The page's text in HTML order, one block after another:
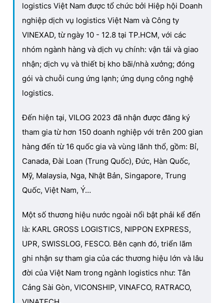
logistics Việt Nam được tổ chức bởi Hiệp hội Doanh
nghiệp dịch vụ logistics Việt Nam và Công ty
VINEXAD, từ ngày 10 - 12.8 tại TP.HCM, với các
nhóm ngành hàng và dịch vụ chính: vận tải và giao
nhận; dịch vụ và thiết bị kho bãi/nhà xưởng; đóng
gói và chuỗi cung ứng lạnh; ứng dụng công nghệ
logistics.
Đến hiện tại, VILOG 2023 đã nhận được đăng ký
tham gia từ hơn 150 doanh nghiệp với trên 200 gian
hàng đến từ 16 quốc gia và vùng lãnh thổ, gồm: Bỉ,
Canada, Đài Loan (Trung Quốc), Đức, Hàn Quốc,
Mỹ, Malaysia, Nga, Nhật Bản, Singapore, Trung
Quốc, Việt Nam, Ý…
Một số thương hiệu nước ngoài nổi bật phải kể đến
là: KARL GROSS LOGISTICS, NIPPON EXPRESS,
UPR, SWISSLOG, FESCO. Bên cạnh đó, triển lãm
ghi nhận sự tham gia của các thương hiệu lớn và lâu
đời của Việt Nam trong ngành logistics như: Tân
Cảng Sài Gòn, VICONSHIP, VINAFCO, RATRACO,